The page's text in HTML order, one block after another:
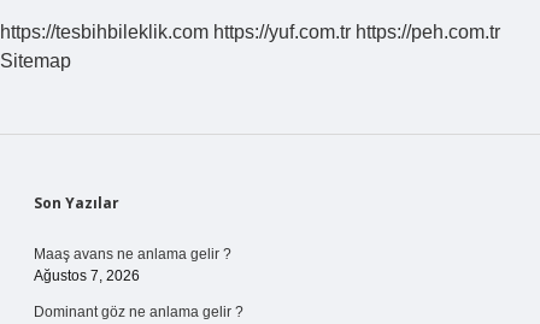
https://tesbihbileklik.com https://yuf.com.tr https://peh.com.tr
Sitemap
Sidebar
Son Yazılar
Maaş avans ne anlama gelir ?
Ağustos 7, 2026
Dominant göz ne anlama gelir ?